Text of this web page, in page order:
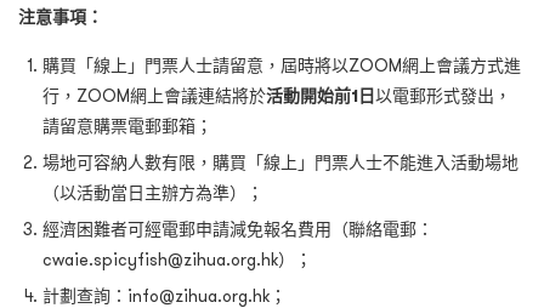
注意事項：
購買「線上」門票人士請留意，屆時將以ZOOM網上會議方式進
行， ZOOM網上會議連結將於活動開始前1日以電郵形式發出，
請留意購票電郵郵箱；
場地可容納人數有限，購買「線上」門票人士不能進入活動場地
（以活動當日主辦方為準）；
經濟困難者可經電郵申請減免報名費用（聯絡電郵：
cwaie.spicyfish@zihua.org.hk）
；
計劃查詢：info@zihua.org.hk；